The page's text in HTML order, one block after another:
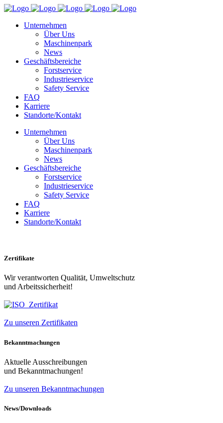
Unternehmen
Über Uns
Maschinenpark
News
Geschäftsbereiche
Forstservice
Industrieservice
Safety Service
FAQ
Karriere
Standorte/Kontakt
Unternehmen
Über Uns
Maschinenpark
News
Geschäftsbereiche
Forstservice
Industrieservice
Safety Service
FAQ
Karriere
Standorte/Kontakt
Zertifikate
Wir verantworten Qualität, Umweltschutz
und Arbeitssicherheit!
Zu unseren Zertifikaten
Bekanntmachungen
Aktuelle Ausschreibungen
und Bekanntmachungen!
Zu unseren Bekanntmachungen
News/Downloads